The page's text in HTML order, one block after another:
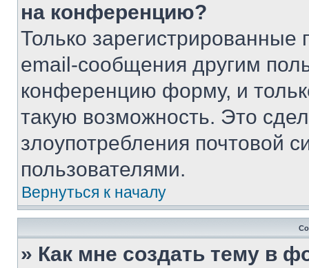
на конференцию?
Только зарегистрированные
email-сообщения другим
конференцию форму, и
такую возможность. Это
злоупотребления почтовой
пользователями.
Вернуться к началу
» Как мне создать тему в